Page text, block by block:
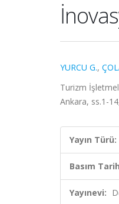
YURCU G.,
Turizm
Ankara, ss.1-
Yayın Türü:
Basım
Yayınevi: